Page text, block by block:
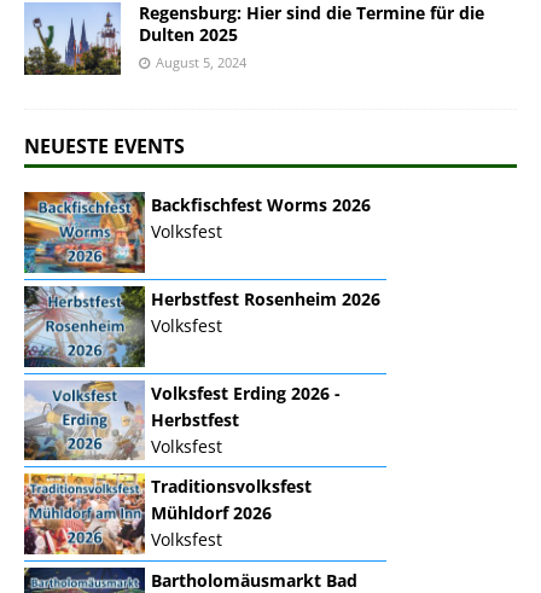
Regensburg: Hier sind die Termine für die
Dulten 2025
August 5, 2024
NEUESTE EVENTS
Backfischfest Worms 2026
Volksfest
Herbstfest Rosenheim 2026
Volksfest
Volksfest Erding 2026 -
Herbstfest
Volksfest
Traditionsvolksfest
Mühldorf 2026
Volksfest
Bartholomäusmarkt Bad